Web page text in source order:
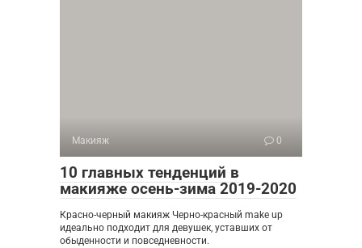
Макияж 0
10 главных тенденций в
макияже осень-зима 2019-2020
Красно-черный макияж Черно-красный make up
идеально подходит для девушек, уставших от
обыденности и повседневности.